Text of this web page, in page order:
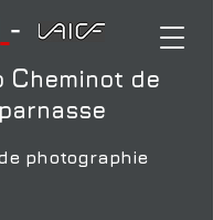
-
photographie
Cheminot de